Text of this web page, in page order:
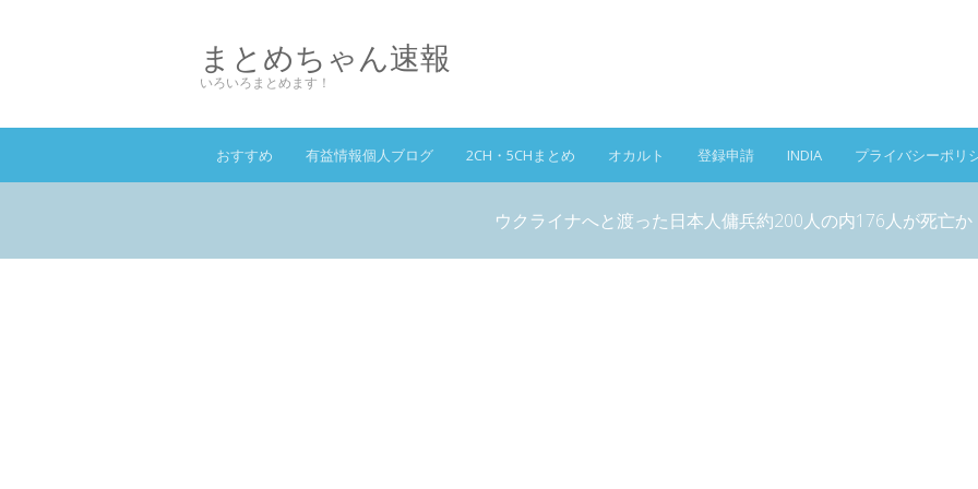
まとめちゃん速報
いろいろまとめます！
おすすめ 有益情報個人ブログ 2CH・5CHまとめ オカルト 登録申請 INDIA プライバシーポリ
ウクライナへと渡った日本人傭兵約200人の内176人が死亡か